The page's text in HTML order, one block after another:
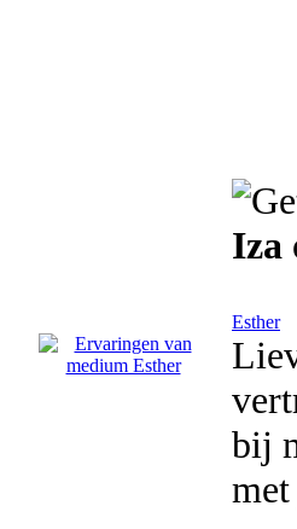
Iza
Esther
bij